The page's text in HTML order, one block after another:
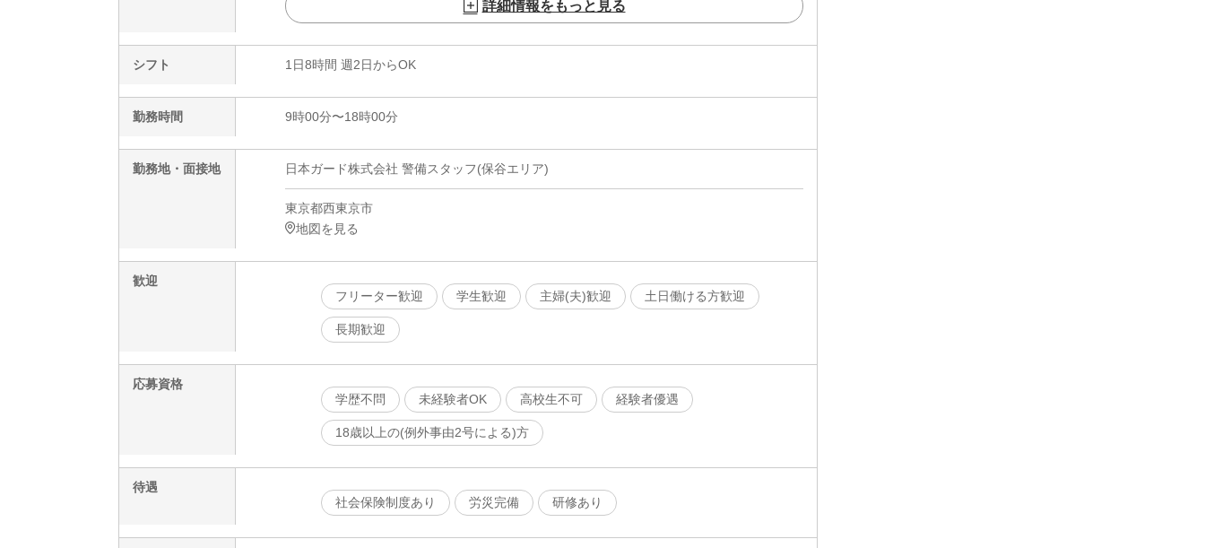
詳細情報をもっと見る
シフト 1日8時間 週2日からOK
勤務時間 9時00分〜18時00分
勤務地・面接地 日本ガード株式会社 警備スタッフ(保谷エリア)
東京都西東京市
地図を見る
歓迎
フリーター歓迎
学生歓迎 主婦(夫)歓迎 土日働ける方歓迎
長期歓迎
応募資格
学歴不問
未経験者OK 高校生不可 経験者優遇
18歳以上の(例外事由2号による)方
待遇
社会保険制度あり
労災完備 研修あり